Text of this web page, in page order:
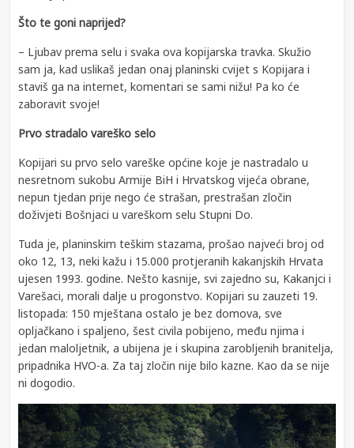
Što te goni naprijed?
– Ljubav prema selu i svaka ova kopijarska travka. Skužio
sam ja, kad uslikaš jedan onaj planinski cvijet s Kopijara i
staviš ga na internet, komentari se sami nižu! Pa ko će
zaboravit svoje!
Prvo stradalo vareško selo
Kopijari su prvo selo vareške općine koje je nastradalo u
nesretnom sukobu Armije BiH i Hrvatskog vijeća obrane,
nepun tjedan prije nego će strašan, prestrašan zločin
doživjeti Bošnjaci u vareškom selu Stupni Do.
Tuda je, planinskim teškim stazama, prošao najveći broj od
oko 12, 13, neki kažu i 15.000 protjeranih kakanjskih Hrvata
ujesen 1993. godine. Nešto kasnije, svi zajedno su, Kakanjci i
Varešaci, morali dalje u progonstvo. Kopijari su zauzeti 19.
listopada: 150 mještana ostalo je bez domova, sve
opljačkano i spaljeno, šest civila pobijeno, među njima i
jedan maloljetnik, a ubijena je i skupina zarobljenih branitelja,
pripadnika HVO-a. Za taj zločin nije bilo kazne. Kao da se nije
ni dogodio.